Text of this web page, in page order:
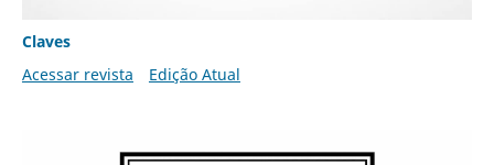
Claves
Acessar revista
Edição Atual